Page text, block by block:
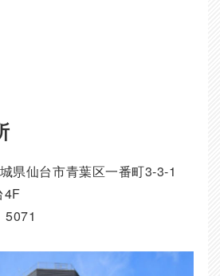
県仙台市青葉区一番町3-3-1
4F
5071